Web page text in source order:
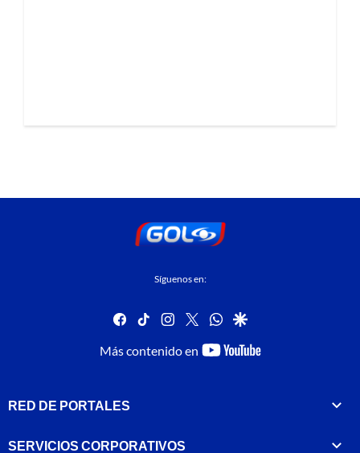
Síguenos en:
facebook
tiktok instagram
twitterwhatsapp
google
Más contenido en
youtube-
RED DE PORTALES
SERVICIOS CORPORATIVOS